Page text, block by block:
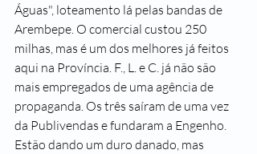
Águas", loteamento lá pelas bandas de
Arembepe. O comercial custou 250
milhas, mas é um dos melhores já feitos
aqui na Província. F., L. e C. já não são
mais empregados de uma agência de
propaganda. Os três saíram de uma vez
da Publivendas e fundaram a Engenho.
Estão dando um duro danado, mas